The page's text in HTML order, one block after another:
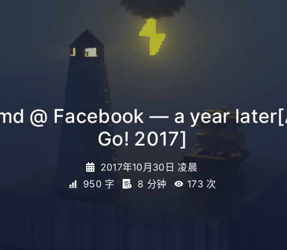
@ Facebook — a year
Go! 2017]
2017年10月30日 凌晨
950 字
8 分钟 173 次